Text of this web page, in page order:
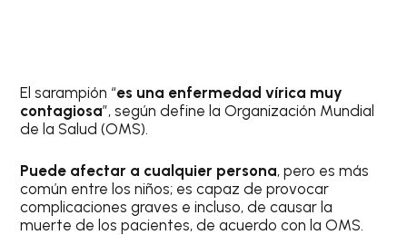
El sarampión “es una enfermedad vírica muy
contagiosa”, según define la Organización Mundial
de la Salud (OMS).
Puede afectar a cualquier persona, pero es más
común entre los niños; es capaz de provocar
complicaciones graves e incluso, de causar la
muerte de los pacientes, de acuerdo con la OMS.